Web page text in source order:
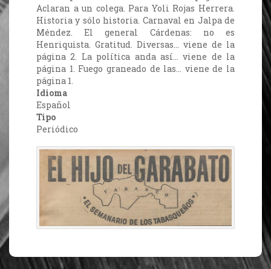
Aclaran a un colega. Para Yoli Rojas Herrera.
Historia y sólo historia. Carnaval en Jalpa de
Méndez. El general Cárdenas: no es
Henriquista. Gratitud. Diversas… viene de la
página 2. La política anda así… viene de la
página 1. Fuego graneado de las… viene de la
página 1.
Idioma
Español
Tipo
Periódico